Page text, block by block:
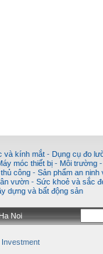
và kính mắt - Dụng cụ đo
móc thiết bị - Môi trường -
công - Sản phẩm an ninh
vườn - Sức khoẻ và sắc
dựng và bất động sản
Noi
Investment